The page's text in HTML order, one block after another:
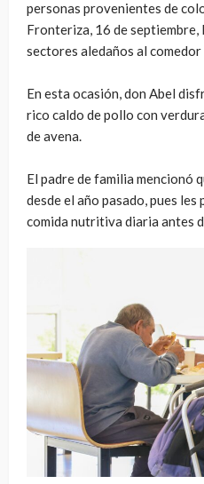
personas provenientes de
Fronteriza, 16 de
sectores aledaños al comedor
En esta ocasión, don Abel
rico caldo de pollo con
de avena.
El padre de familia mencionó
desde el año pasado, pues
comida nutritiva diaria antes